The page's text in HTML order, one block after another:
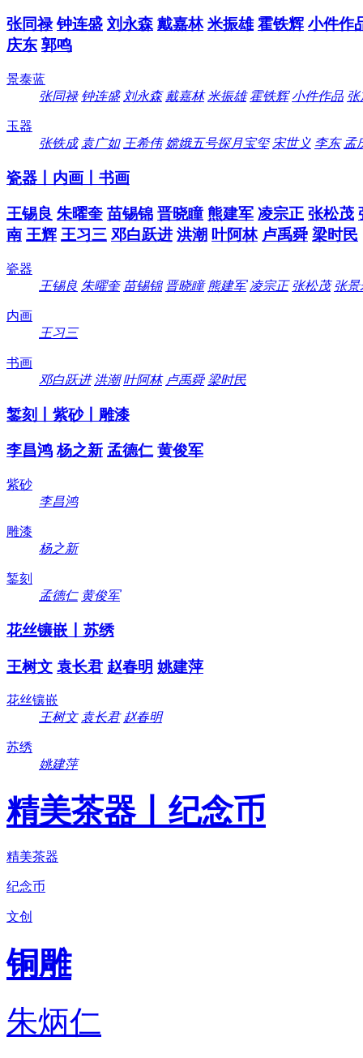
张同禄 钟连盛 刘永森 戴嘉林 米振雄 霍铁辉 小件作
庆东 郭鸣
景泰蓝
张同禄 钟连盛 刘永森 戴嘉林 米振雄 霍铁辉 小件作品 张
玉器
张铁成 袁广如 王希伟 嫦娥五号探月宝玺 宋世义 李东 孟
瓷器丨内画丨书画
王锡良 朱曜奎 苗锡锦 晋晓瞳 熊建军 凌宗正 张松茂
南 王辉 王习三 邓白跃进 洪潮 叶阿林 卢禹舜 梁时民
瓷器
王锡良 朱曜奎 苗锡锦 晋晓瞳 熊建军 凌宗正 张松茂 张景
内画
王习三
书画
邓白跃进 洪潮 叶阿林 卢禹舜 梁时民
錾刻丨紫砂丨雕漆
李昌鸿 杨之新 孟德仁 黄俊军
紫砂
李昌鸿
雕漆
杨之新
錾刻
孟德仁 黄俊军
花丝镶嵌丨苏绣
王树文 袁长君 赵春明 姚建萍
花丝镶嵌
王树文 袁长君 赵春明
苏绣
姚建萍
精美茶器丨纪念币
精美茶器
纪念币
文创
铜雕
朱炳仁